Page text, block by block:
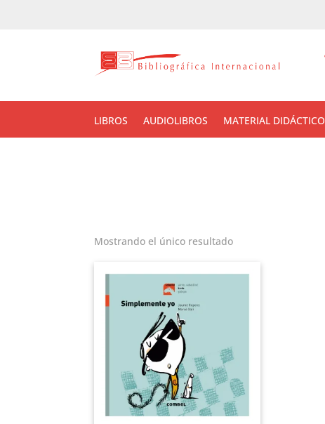
LIBROS AUDIOLIBROS MATERIAL DIDÁCTICO
Mostrando el único resultado